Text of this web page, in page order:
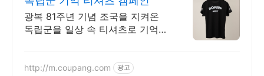
광복 81주년 기념 조국을 지켜온
독립군을 일상 속 티셔츠로 기억하
만나보세요!
http://m.coupang.com 광고